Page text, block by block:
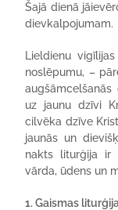
Šajā dienā
dievkalpojumam.
Lieldienu
noslēpumu, –
uz jaunu dzīvi
cilvēka dzīve
jaunās un
nakts liturģija ir
vārda, ūdens un
1. Gaismas liturģija